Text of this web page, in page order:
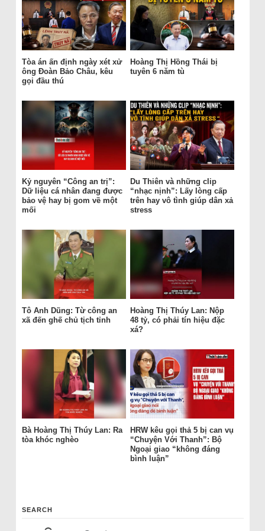
Tòa án ấn định ngày xét xử
ông Đoàn Bảo Châu, kêu
gọi đầu thú
Hoàng Thị Hồng Thái bị
tuyên 6 năm tù
Kỷ nguyên “Công an trị”:
Dữ liệu cá nhân đang được
bảo vệ hay bị gom về một
mối
Du Thiên và những clip
“nhạc nịnh”: Lấy lòng cấp
trên hay vô tình giúp dân xả
stress
Tô Anh Dũng: Từ công an
xã đến ghế chủ tịch tỉnh
Hoàng Thị Thúy Lan: Nộp
48 tỷ, có phải tín hiệu đặc
xá?
Bà Hoàng Thị Thúy Lan: Ra
tòa khóc nghèo
HRW kêu gọi thả 5 bị can vụ
“Chuyện Với Thanh”: Bộ
Ngoại giao “không đáng
bình luận”
SEARCH